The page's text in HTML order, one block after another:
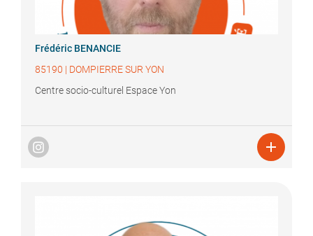
Frédéric BENANCIE
85190 | DOMPIERRE SUR YON
Centre socio-culturel Espace Yon
